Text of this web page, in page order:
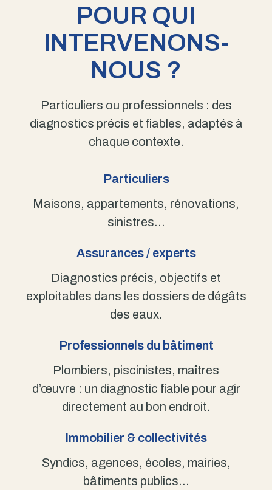
POUR QUI
INTERVENONS-
NOUS ?
Particuliers ou professionnels : des
diagnostics précis et fiables, adaptés à
chaque contexte.
Particuliers
Maisons, appartements, rénovations,
sinistres…
Assurances / experts
Diagnostics précis, objectifs et
exploitables dans les dossiers de dégâts
des eaux.
Professionnels du bâtiment
Plombiers, piscinistes, maîtres
d’œuvre : un diagnostic fiable pour agir
directement au bon endroit.
Immobilier & collectivités
Syndics, agences, écoles, mairies,
bâtiments publics…